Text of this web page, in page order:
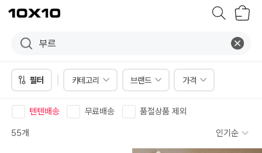
텐
바
필터 카테고리 브랜드 가격
텐텐배송 무료배송 품절상품 제외
55개 인기순